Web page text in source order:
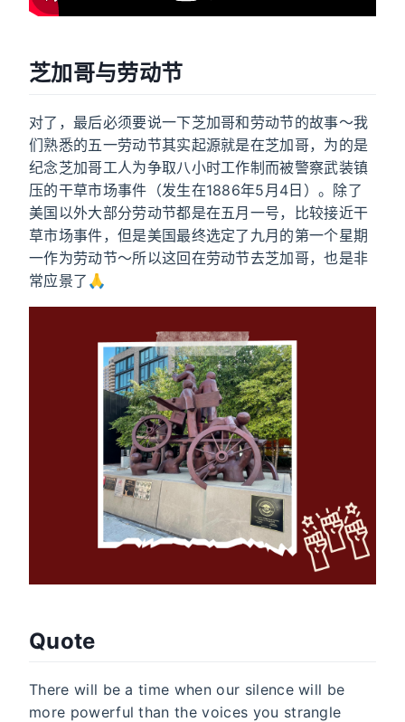
芝加哥与劳动节
对了，最后必须要说一下芝加哥和劳动节的故事～我
们熟悉的五一劳动节其实起源就是在芝加哥，为的是
纪念芝加哥工人为争取八小时工作制而被警察武装镇
压的干草市场事件（发生在1886年5月4日）。除了
美国以外大部分劳动节都是在五月一号，比较接近干
草市场事件，但是美国最终选定了九月的第一个星期
一作为劳动节～所以这回在劳动节去芝加哥，也是非
常应景了🙏
Quote
There will be a time when our silence will be
more powerful than the voices you strangle